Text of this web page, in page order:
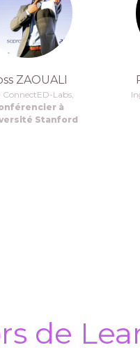
ZAOUALI
ConnectED-Labs,
à
Stanford
de